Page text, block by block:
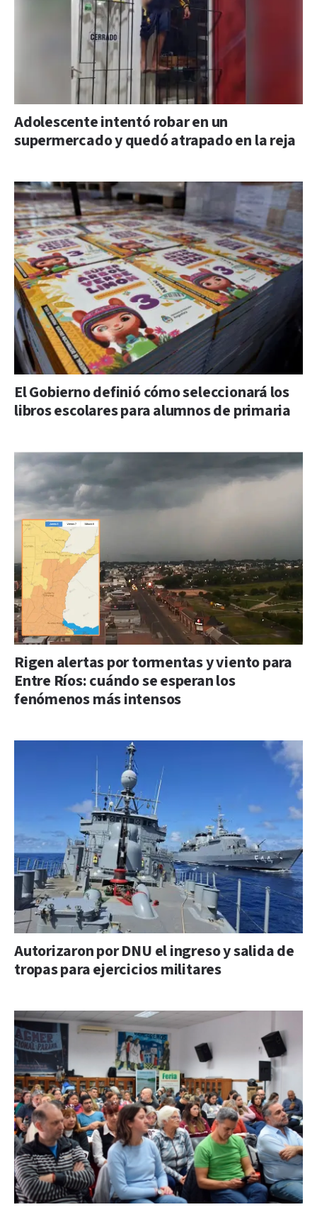
Adolescente intentó robar en un
supermercado y quedó atrapado en la reja
El Gobierno definió cómo seleccionará los
libros escolares para alumnos de primaria
Rigen alertas por tormentas y viento para
Entre Ríos: cuándo se esperan los
fenómenos más intensos
Autorizaron por DNU el ingreso y salida de
tropas para ejercicios militares